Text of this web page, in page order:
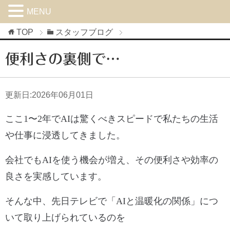
TOP スタッフブログ
便利さの裏側で…
更新日:2026年06月01日
ここ 1〜2年でAIは驚くべきスピードで私たちの生活
や仕事に浸透してきました。
会社でもAIを使う機会が増え、その便利さや効率の
良さを実感しています。
そんな中、先日テレビで「 AIと温暖化の関係」につ
いて取り上げられているのを
MENU